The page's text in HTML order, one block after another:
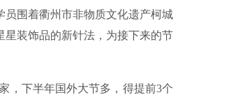
员围着衢州市非物质文化遗产柯城
装饰品的新针法，为接下来的节
下半年国外大节多，得提前3个